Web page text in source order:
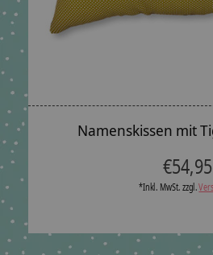
Namenskissen mit
*Inkl. MwSt. zzgl.